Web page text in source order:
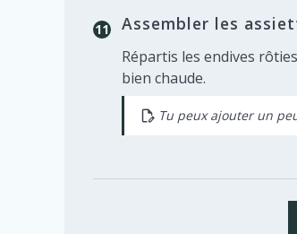
Assembler les
Répartis les endives
bien chaude.
Tu peux ajouter un